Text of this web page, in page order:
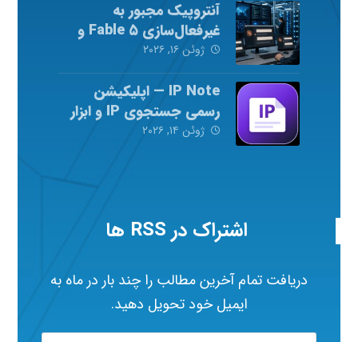
آنتروپیک مجبور به
غیرفعال‌سازی Fable ۵ و
Mythos ۵ شد
ژوئن ۱۶, ۲۰۲۶
IP Note — اپلیکیشن
رسمی جستجوی IP و ابزار
شبکه
ژوئن ۱۴, ۲۰۲۶
اشتراک در RSS ها
دریافت تمام آخرین مطالب را چند بار در ماه به
ایمیل خود تحویل دهید.